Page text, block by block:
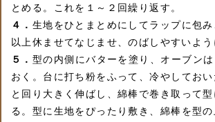
とめる。これを１～２回繰り返す。
４． 生地をひとまとめにしてラップに包
以上休ませてなじませ、のばしやすいよう
５． 型の内側にバターを塗り、オーブン
おく。台に打ち粉をふって、冷やしてお
と回り大きく伸ばし、綿棒で巻き取って
る。型に生地をぴったり敷き、綿棒を型の